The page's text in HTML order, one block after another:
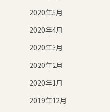
2020年5月
2020年4月
2020年3月
2020年2月
2020年1月
2019年12月